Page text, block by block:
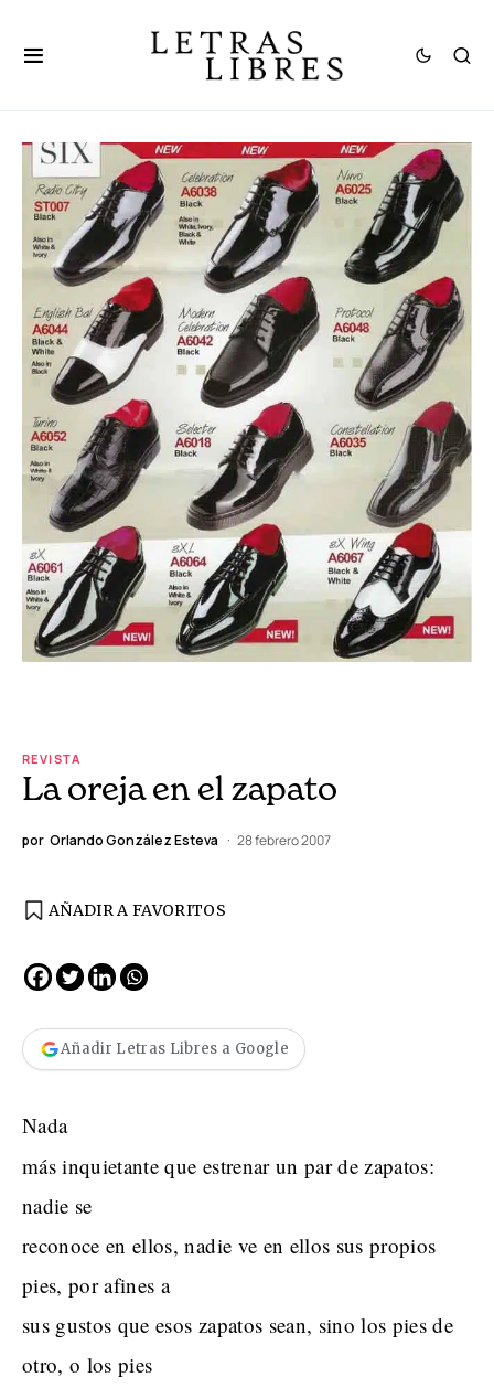
REVISTA
La oreja en el zapato
por Orlando González Esteva 28 febrero 2007
AÑADIR A FAVORITOS
Añadir Letras Libres a Google
Nada
más inquietante que estrenar un par de zapatos:
nadie se
reconoce en ellos, nadie ve en ellos sus propios
pies, por afines a
sus gustos que esos zapatos sean, sino los pies de
otro, o los pies